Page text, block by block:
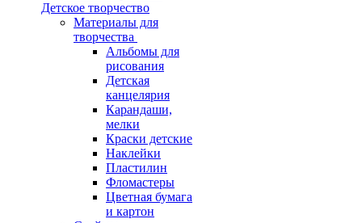
Детское творчество
Материалы для
творчества
Альбомы для
рисования
Детская
канцелярия
Карандаши,
мелки
Краски детские
Наклейки
Пластилин
Фломастеры
Цветная бумага
и картон